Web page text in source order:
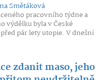
Smětáková
pracovního týdne a
výdělku byla v České
pár lety utopie. V dnešní
zdanit maso, jeho